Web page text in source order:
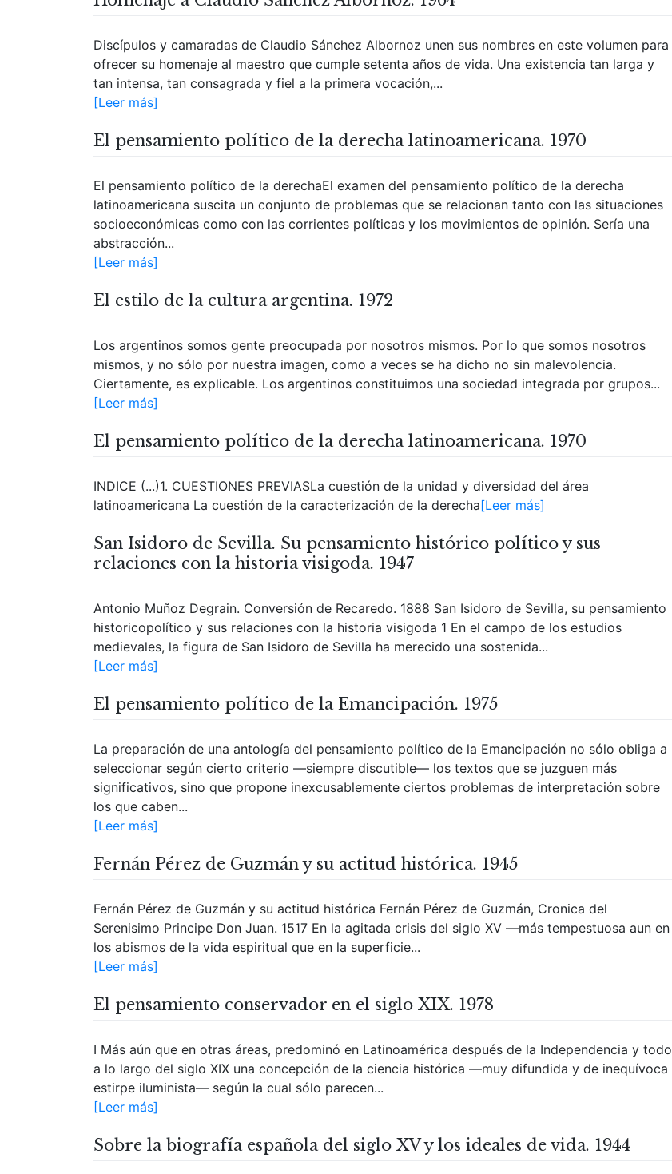
Discípulos y camaradas de Claudio Sánchez Albornoz unen sus nombres en este volumen para
ofrecer su homenaje al maestro que cumple setenta años de vida. Una existencia tan larga y
tan intensa, tan consagrada y fiel a la primera vocación,...
[Leer más]
El pensamiento político de la derecha latinoamericana. 1970
El pensamiento político de la derechaEl examen del pensamiento político de la derecha
latinoamericana suscita un conjunto de problemas que se relacionan tanto con las situaciones
socioeconómicas como con las corrientes políticas y los movimientos de opinión. Sería una
abstracción...
[Leer más]
El estilo de la cultura argentina. 1972
Los argentinos somos gente preocupada por nosotros mismos. Por lo que somos nosotros
mismos, y no sólo por nuestra imagen, como a veces se ha dicho no sin malevolencia.
Ciertamente, es explicable. Los argentinos constituimos una sociedad integrada por grupos...
[Leer más]
El pensamiento político de la derecha latinoamericana. 1970
INDICE (...)1. CUESTIONES PREVIASLa cuestión de la unidad y diversidad del área
latinoamericana La cuestión de la caracterización de la derecha[Leer más]
San Isidoro de Sevilla. Su pensamiento histórico político y sus
relaciones con la historia visigoda. 1947
Antonio Muñoz Degrain. Conversión de Recaredo. 1888 San Isidoro de Sevilla, su pensamiento
historicopolítico y sus relaciones con la historia visigoda 1 En el campo de los estudios
medievales, la figura de San Isidoro de Sevilla ha merecido una sostenida...
[Leer más]
El pensamiento político de la Emancipación. 1975
La preparación de una antología del pensamiento político de la Emancipación no sólo obliga a
seleccionar según cierto criterio —siempre discutible— los textos que se juzguen más
significativos, sino que propone inexcusablemente ciertos problemas de interpretación sobre
los que caben...
[Leer más]
Fernán Pérez de Guzmán y su actitud histórica. 1945
Fernán Pérez de Guzmán y su actitud histórica Fernán Pérez de Guzmán, Cronica del
Serenisimo Principe Don Juan. 1517 En la agitada crisis del siglo XV —más tempestuosa aun en
los abismos de la vida espiritual que en la superficie...
[Leer más]
El pensamiento conservador en el siglo XIX. 1978
I Más aún que en otras áreas, predominó en Latinoamérica después de la Independencia y todo
a lo largo del siglo XIX una concepción de la ciencia histórica —muy difundida y de inequívoca
estirpe iluminista— según la cual sólo parecen...
[Leer más]
Sobre la biografía española del siglo XV y los ideales de vida. 1944